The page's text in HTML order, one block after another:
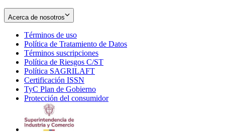
Acerca de nosotros
Términos de uso
in
new
window
Política de Tratamiento de Datos
Términos suscripciones
in
Política de Riesgos C/ST
Política SAGRILAFT
new
window
Certificación ISSN
in
new
TyC Plan de Gobierno
in
Protección del consumidorOpens